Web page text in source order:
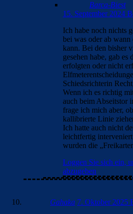
Barca-Biest
15. September 2024
Ich habe noch nichts
bei was oder ab
kann. Bei den bisher
gesehen habe, gab es
erfolgten oder nicht
Schiedsrichterin
Wenn ich es richtig
auch beim Abseitstor
frage ich mich aber,
kallibrierte Linie
Ich hatte auch nicht
leichtfertig
wurden die
Loggen Sie sich ein,
abzugeben
Gahaka 7. Oktober 2025